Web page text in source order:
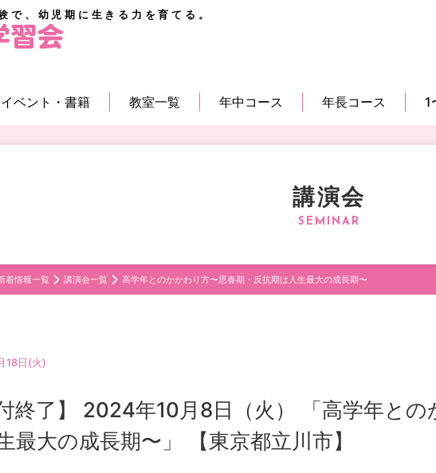
で、幼児期に生きる力を育てる。
イベント・書籍 教室一覧 年中コース 年長コース 1
講演会
着情報一覧 講演会一覧 高学年とのかかわり方〜思春期・反抗期は人生最大の成長期〜
18日(火)
付終了】 2024年10月8日（火） 「高学年と
最大の成長期〜」 【東京都立川市】